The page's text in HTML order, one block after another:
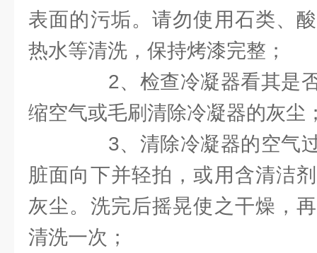
表面的污垢。请勿使用石类、
热水等清洗，保持烤漆完整；
2、检查冷凝器看其是否
缩空气或毛刷清除冷凝器的灰尘
3、清除冷凝器的空气过
脏面向下并轻拍，或用含清洁
灰尘。洗完后摇晃使之干燥，
清洗一次；